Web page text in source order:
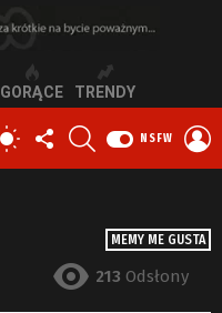
GORĄCE TRENDY
PRZEŁĄCZ
SKÓRKĘ
OBSERWUJ
NAS
NSFW
MEMY ME GUSTA
213 Odsłony